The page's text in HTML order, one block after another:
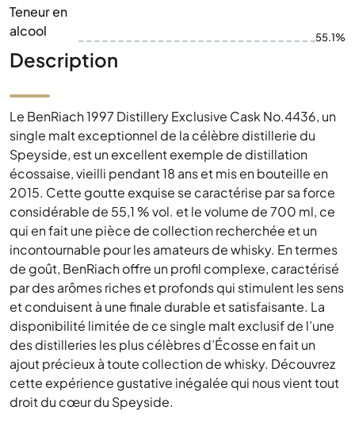
Teneur en
alcool
55.1%
Description
Le BenRiach 1997 Distillery Exclusive Cask No.4436, un
single malt exceptionnel de la célèbre distillerie du
Speyside, est un excellent exemple de distillation
écossaise, vieilli pendant 18 ans et mis en bouteille en
2015. Cette goutte exquise se caractérise par sa force
considérable de 55,1 % vol. et le volume de 700 ml, ce
qui en fait une pièce de collection recherchée et un
incontournable pour les amateurs de whisky. En termes
de goût, BenRiach offre un profil complexe, caractérisé
par des arômes riches et profonds qui stimulent les sens
et conduisent à une finale durable et satisfaisante. La
disponibilité limitée de ce single malt exclusif de l’une
des distilleries les plus célèbres d’Écosse en fait un
ajout précieux à toute collection de whisky. Découvrez
cette expérience gustative inégalée qui nous vient tout
droit du cœur du Speyside.